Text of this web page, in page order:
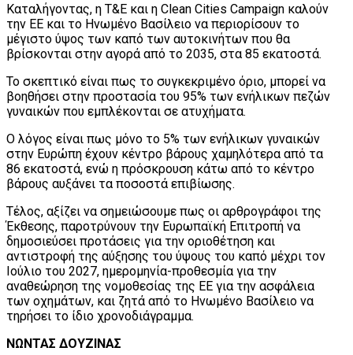
Καταλήγοντας, η T&E και η Clean Cities Campaign καλούν
την ΕΕ και το Ηνωμένο Βασίλειο να περιορίσουν το
μέγιστο ύψος των καπό των αυτοκινήτων που θα
βρίσκονται στην αγορά από το 2035, στα 85 εκατοστά.
Το σκεπτικό είναι πως το συγκεκριμένο όριο, μπορεί να
βοηθήσει στην προστασία του 95% των ενήλικων πεζών
γυναικών που εμπλέκονται σε ατυχήματα.
Ο λόγος είναι πως μόνο το 5% των ενήλικων γυναικών
στην Ευρώπη έχουν κέντρο βάρους χαμηλότερα από τα
86 εκατοστά, ενώ η πρόσκρουση κάτω από το κέντρο
βάρους αυξάνει τα ποσοστά επιβίωσης.
Τέλος, αξίζει να σημειώσουμε πως οι αρθρογράφοι της
Έκθεσης, παροτρύνουν την Ευρωπαϊκή Επιτροπή να
δημοσιεύσει προτάσεις για την οριοθέτηση και
αντιστροφή της αύξησης του ύψους του καπό μέχρι τον
Ιούλιο του 2027, ημερομηνία-προθεσμία για την
αναθεώρηση της νομοθεσίας της ΕΕ για την ασφάλεια
των οχημάτων, και ζητά από το Ηνωμένο Βασίλειο να
τηρήσει το ίδιο χρονοδιάγραμμα.
ΝΩΝΤΑΣ ΔΟΥΖΙΝΑΣ